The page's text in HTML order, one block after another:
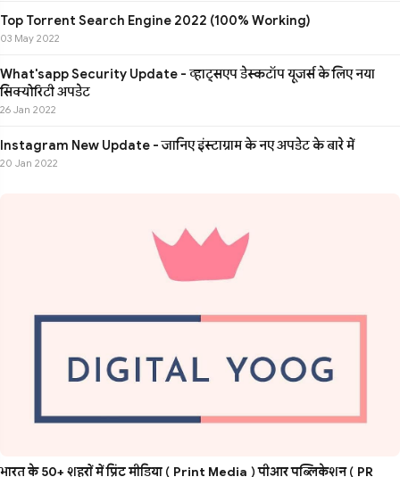
Top Torrent Search Engine 2022 (100% Working)
03 May 2022
What'sapp Security Update - व्हाट्सएप डेस्कटॉप यूजर्स के लिए नया
सिक्योरिटी अपडेट
26 Jan 2022
Instagram New Update - जानिए इंस्टाग्राम के नए अपडेट के बारे में
20 Jan 2022
भारत के 50+ शहरों में प्रिंट मीडिया ( Print Media ) पीआर पब्लिकेशन ( PR